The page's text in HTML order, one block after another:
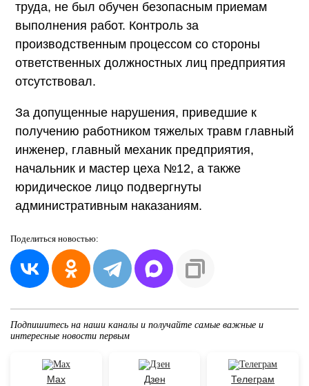
труда, не был обучен безопасным приемам
выполнения работ. Контроль за
производственным процессом со стороны
ответственных должностных лиц предприятия
отсутствовал.
За допущенные нарушения, приведшие к
получению работником тяжелых травм главный
инженер, главный механик предприятия,
начальник и мастер цеха №12, а также
юридическое лицо подвергнуты
административным наказаниям.
Поделиться новостью:
Подпишитесь на наши каналы и получайте самые важные и
интересные новости первым
Max Дзен Телеграм